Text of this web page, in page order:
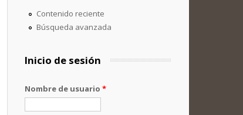
Contenido reciente
Búsqueda avanzada
Inicio de sesión
Nombre de usuario *